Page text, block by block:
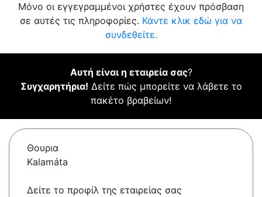
Μόνο οι εγγεγραμμένοι χρήστες έχουν πρόσβαση
σε αυτές τις πληροφορίες. Κάντε κλικ εδώ για να
συνδεθείτε.
Αυτή είναι η εταιρεία σας?
Συγχαρητήρια! Δείτε πώς μπορείτε να λάβετε το
πακέτο βραβείων!
Θουρια
Kalamáta
Δείτε το προφίλ της εταιρείας σας